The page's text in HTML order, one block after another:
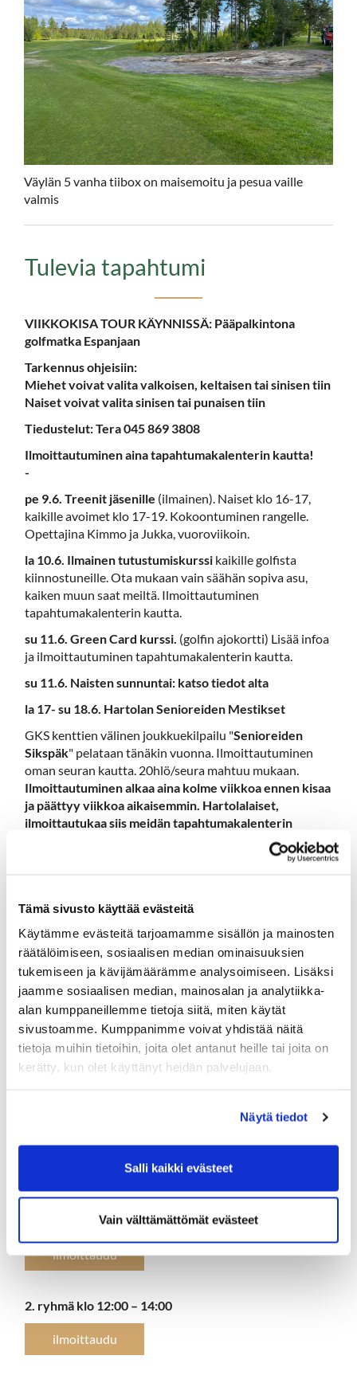
Tämä sivusto käyttää evästeitä
Käytämme evästeitä tarjoamamme sisällön ja mainosten
räätälöimiseen, sosiaalisen median ominaisuuksien
tukemiseen ja kävijämäärämme analysoimiseen. Lisäksi
jaamme sosiaalisen median, mainosalan ja analytiikka-
alan kumppaneillemme tietoja siitä, miten käytät
sivustoamme. Kumppanimme voivat yhdistää näitä
tietoja muihin tietoihin, joita olet antanut heille tai joita on
kerätty, kun olet käyttänyt heidän palvelujaan.
Näytä tiedot
Salli kaikki evästeet
Vain välttämättömät evästeet
Väylän 5 vanha tiibox on maisemoitu ja pesua vaille
valmis
Tulevia tapahtumi
VIIKKOKISA TOUR KÄYNNISSÄ: Pääpalkintona
golfmatka Espanjaan
Tarkennus ohjeisiin:
Miehet voivat valita valkoisen, keltaisen tai sinisen tiin
Naiset voivat valita sinisen tai punaisen tiin
Tiedustelut: Tera 045 869 3808
Ilmoittautuminen aina tapahtumakalenterin kautta!
-
pe 9.6. Treenit jäsenille (ilmainen). Naiset klo 16-17,
kaikille avoimet klo 17-19. Kokoontuminen rangelle.
Opettajina Kimmo ja Jukka, vuoroviikoin.
la 10.6. Ilmainen tutustumiskurssi kaikille golfista
kiinnostuneille. Ota mukaan vain säähän sopiva asu,
kaiken muun saat meiltä. Ilmoittautuminen
tapahtumakalenterin kautta.
su 11.6. Green Card kurssi. (golfin ajokortti) Lisää infoa
ja ilmoittautuminen tapahtumakalenterin kautta.
su 11.6. Naisten sunnuntai: katso tiedot alta
la 17- su 18.6. Hartolan Senioreiden Mestikset
GKS kenttien välinen joukkuekilpailu "Senioreiden
Sikspäk" pelataan tänäkin vuonna. Ilmoittautuminen
oman seuran kautta. 20hlö/seura mahtuu mukaan.
Ilmoittautuminen alkaa aina kolme viikkoa ennen kisaa
ja päättyy viikkoa aikaisemmin. Hartolalaiset,
ilmoittautukaa siis meidän tapahtumakalenterin
28 - 29.8. Senioreiden pelireissu Tahkolle. 2 paikkaa
-
Tapahtumakalenteri
Naisten sunnuntai 11.6.2023
onnistuneen pelin avaintekijässä, mentaalipelissä – miten
paremmin ja nauttia pelistään enemmän.
Kokoontuminen lähipelialueella ja ilmoittautuminen
tapahtumakalenteriin:
klo 9:30 – 11:30
ilmoittaudu
2. ryhmä klo 12:00 – 14:00
ilmoittaudu